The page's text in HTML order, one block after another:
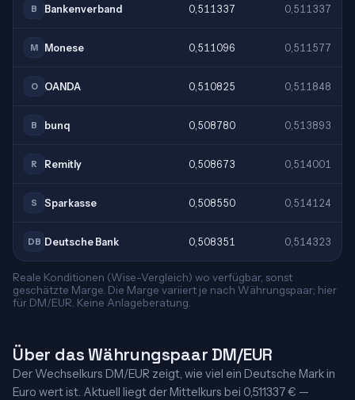
B Bankenverband 0,511337 0,511337
M Monese 0,511096 0,511577
O OANDA 0,510825 0,511848
B bunq 0,508780 0,513893
R Remitly 0,508673 0,514001
S Sparkasse 0,508550 0,514124
DB Deutsche Bank 0,508351 0,514323
Reale Konditionen (Wise-Vergleich) wo verfügbar, sonst
geschätzte Marge. Die Marge variiert je nach Währungspaar; hier
für DM/EUR. Keine Anlageberatung.
Über das Währungspaar DM/EUR
Der Wechselkurs DM/EUR zeigt, wie viel ein Deutsche Mark in
Euro wert ist. Aktuell liegt der Mittelkurs bei 0,511337 € —